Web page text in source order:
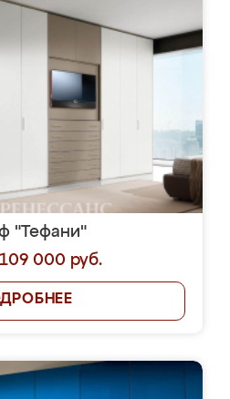
"Тефани"
000 руб.